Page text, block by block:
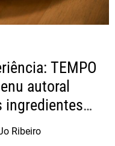
TEMPO
autoral
ingredientes
Ribeiro